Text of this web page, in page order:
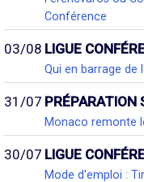
Conférence
03/08 LIGUE
Qui en barrage de
31/07
Monaco remonte
30/07 LIGUE
Mode d'emploi :